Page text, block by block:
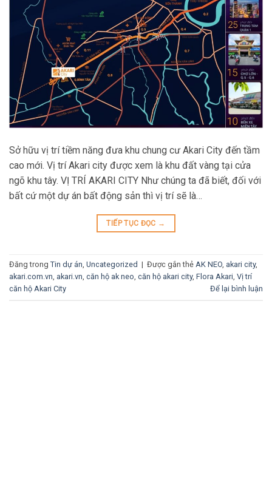
Sở hữu vị trí tiềm năng đưa khu chung cư Akari City đến tầm
cao mới. Vị trí Akari city được xem là khu đất vàng tại cửa
ngõ khu tây. VỊ TRÍ AKARI CITY Như chúng ta đã biết, đối với
bất cứ một dự án bất động sản thì vị trí sẽ là…
TIẾP TỤC ĐỌC →
Đăng trong Tin dự án, Uncategorized | Được gắn thẻ AK NEO, akari city,
akari.com.vn, akari.vn, căn hộ ak neo, căn hộ akari city, Flora Akari, Vị trí
căn hộ Akari City
Để lại bình luận